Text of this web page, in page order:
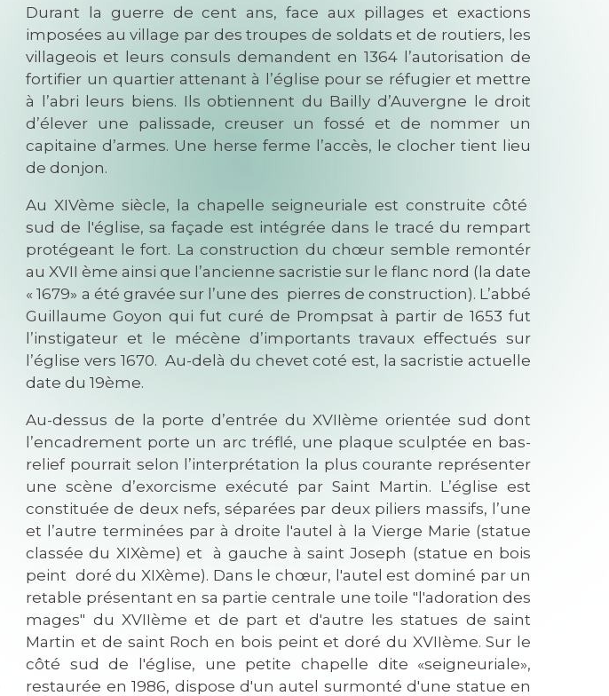
Durant la guerre de cent ans, face aux pillages et exactions
imposées au village par des troupes de soldats et de routiers, les
villageois et leurs consuls demandent en 1364 l’autorisation de
fortifier un quartier attenant à l’église pour se réfugier et mettre
à l’abri leurs biens. Ils obtiennent du Bailly d’Auvergne le droit
d’élever une palissade, creuser un fossé et de nommer un
capitaine d’armes. Une herse ferme l’accès, le clocher tient lieu
de donjon.
Au XIVème siècle, la chapelle seigneuriale est construite côté
sud de l'église, sa façade est intégrée dans le tracé du rempart
protégeant le fort. La construction du chœur semble remontér
au XVII ème ainsi que l’ancienne sacristie sur le flanc nord (la date
« 1679» a été gravée sur l’une des pierres de construction). L’abbé
Guillaume Goyon qui fut curé de Prompsat à partir de 1653 fut
l’instigateur et le mécène d’importants travaux effectués sur
l’église vers 1670. Au-delà du chevet coté est, la sacristie actuelle
date du 19ème.
Au-dessus de la porte d’entrée du XVIIème orientée sud dont
l’encadrement porte un arc tréflé, une plaque sculptée en bas-
relief pourrait selon l’interprétation la plus courante représenter
une scène d’exorcisme exécuté par Saint Martin. L’église est
constituée de deux nefs, séparées par deux piliers massifs, l’une
et l’autre terminées par à droite l'autel à la Vierge Marie (statue
classée du XIXème) et à gauche à saint Joseph (statue en bois
peint doré du XIXème). Dans le chœur, l'autel est dominé par un
retable présentant en sa partie centrale une toile "l'adoration des
mages" du XVIIème et de part et d'autre les statues de saint
Martin et de saint Roch en bois peint et doré du XVIIème. Sur le
côté sud de l'église, une petite chapelle dite «seigneuriale»,
restaurée en 1986, dispose d'un autel surmonté d'une statue en